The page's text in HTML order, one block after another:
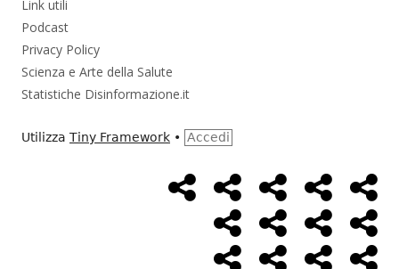
Link utili
Podcast
Privacy Policy
Scienza e Arte della Salute
Statistiche Disinformazione.it
Utilizza Tiny Framework • Accedi
MenùHome
Page
Alimentazione
AmbienteBambini
Cancro ControlloEconomia
FarmaciMassoneriaNWO